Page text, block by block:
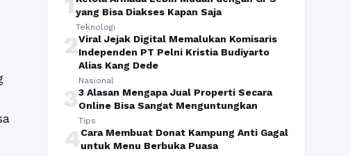
yang Bisa Diakses Kapan Saja
Teknologi
2Viral Jejak Digital Memalukan Komisaris
Independen PT Pelni Kristia Budiyarto
Alias Kang Dede
Nasional
33 Alasan Mengapa Jual Properti Secara
Online Bisa Sangat Menguntungkan
Tips
4Cara Membuat Donat Kampung Anti Gagal
untuk Menu Berbuka Puasa